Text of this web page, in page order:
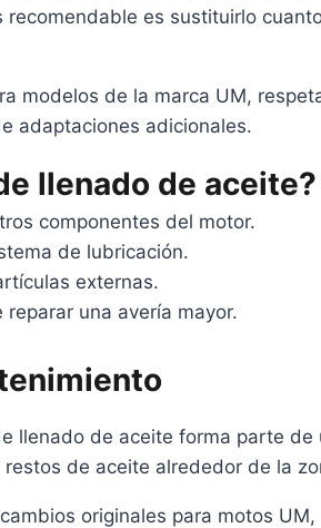
es sustituirlo
modelos de la marca UM,
adaptaciones adicionales.
llenado de aceite?
componentes del motor.
de lubricación.
externas.
una avería mayor.
llenado de aceite forma parte
de aceite alrededor de la
originales para motos